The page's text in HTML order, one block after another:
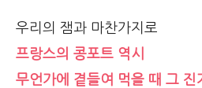
우리의 잼과 마찬가지로
프랑스의 콩포트 역시
무언가에 곁들여 먹을 때 그 진